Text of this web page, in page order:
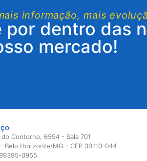
informação, mais
por dentro das
mercado!
do Contorno, 6594 - Sala 701
Belo Horizonte/MG - CEP 30110-044
0955